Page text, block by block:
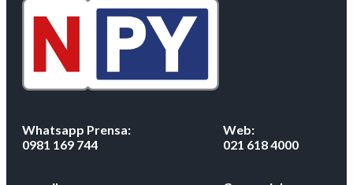
Whatsapp Prensa:
0981 169 744
Web:
021 618 4000